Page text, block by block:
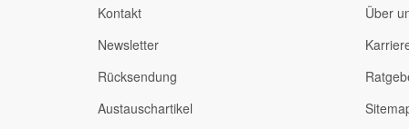
Kontakt
Newsletter
Rücksendung
Austauschartikel
Über
Mitsubishi Ersatzteile
Nissan Ersatzteile